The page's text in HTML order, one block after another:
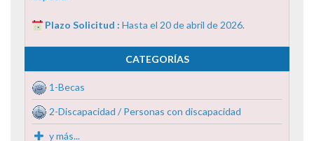
Plazo Solicitud : Hasta el 20 de abril de 2026.
CATEGORÍAS
1-Becas
2-Discapacidad / Personas con discapacidad
y más...